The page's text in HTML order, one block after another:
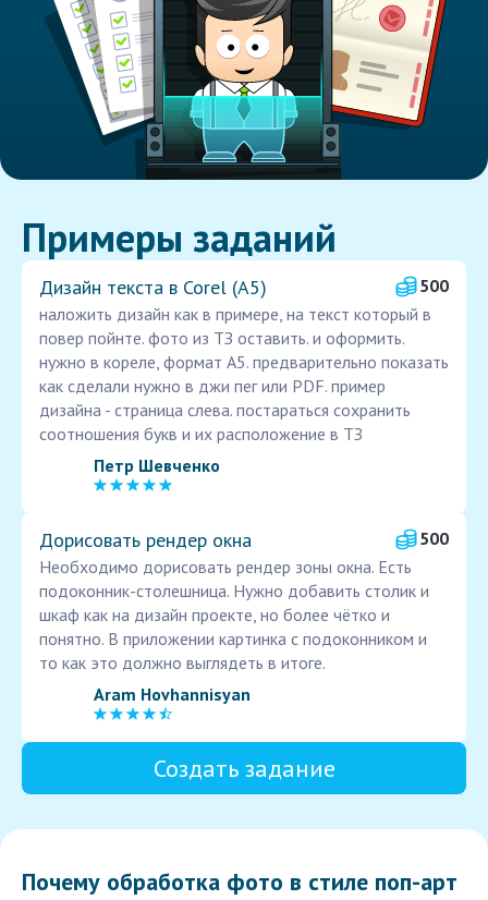
Примеры заданий
Дизайн текста в Corel (А5)
500
наложить дизайн как в примере, на текст который в
повер пойнте. фото из ТЗ оставить. и оформить.
нужно в кореле, формат А5. предварительно показать
как сделали нужно в джи пег или PDF. пример
дизайна - страница слева. постараться сохранить
соотношения букв и их расположение в ТЗ
Петр Шевченко
Дорисовать рендер окна
500
Необходимо дорисовать рендер зоны окна. Есть
подоконник-столешница. Нужно добавить столик и
шкаф как на дизайн проекте, но более чётко и
понятно. В приложении картинка с подоконником и
то как это должно выглядеть в итоге.
Aram Hovhannisyan
Создать задание
Почему обработка фото в стиле поп-арт